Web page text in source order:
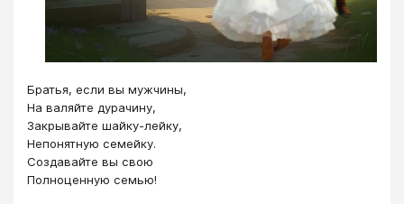
Братья, если вы мужчины,
На валяйте дурачину,
Закрывайте шайку-лейку,
Непонятную семейку.
Создавайте вы свою
Полноценную семью!